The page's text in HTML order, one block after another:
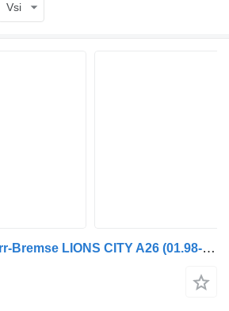
Vsi
Sušilnik zraka Knorr-Bremse LIONS CITY A26 (01.98-12.13) LA8210 II19207 za avtobus MAN Lion's bus (1991-)